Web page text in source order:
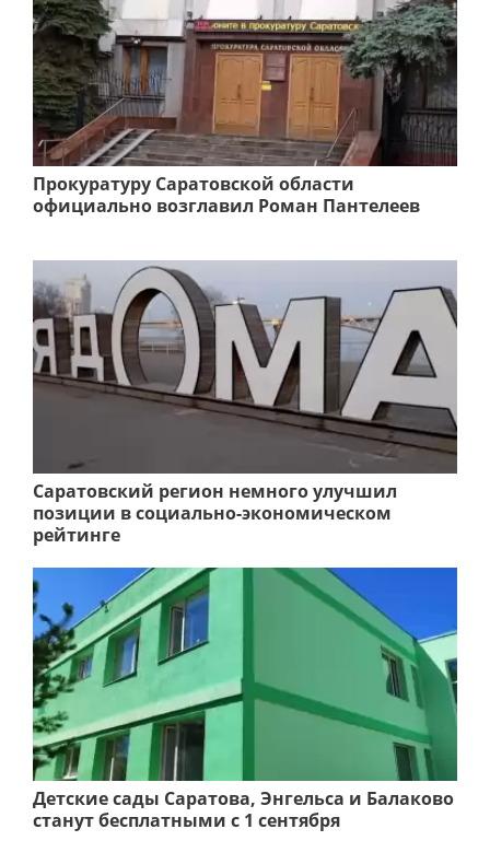
Прокуратуру Саратовской области
официально возглавил Роман Пантелеев
Саратовский регион немного улучшил
позиции в социально-экономическом
рейтинге
Детские сады Саратова, Энгельса и Балаково
станут бесплатными с 1 сентября